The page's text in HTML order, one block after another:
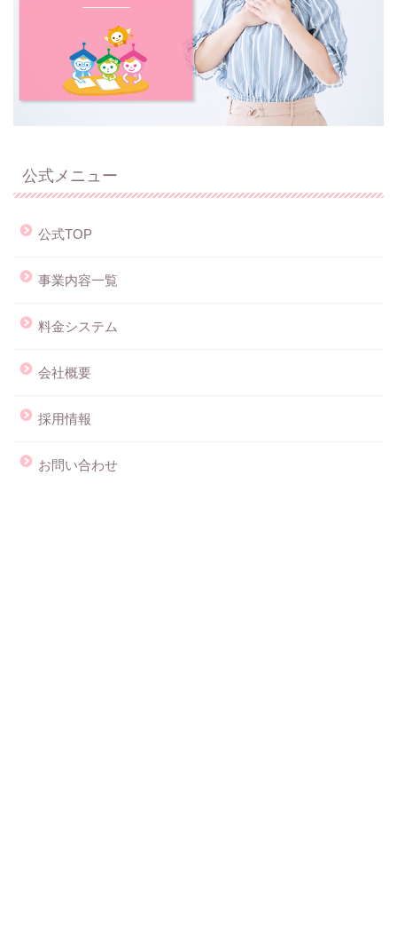
公式メニュー
公式TOP
事業内容一覧
料金システム
会社概要
採用情報
お問い合わせ